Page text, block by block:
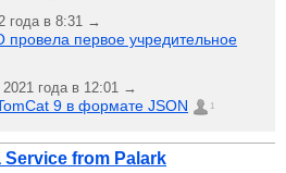
года в 8:31 →
первое учредительное
года в 12:01 →
9 в формате JSON 1
Service from Palark